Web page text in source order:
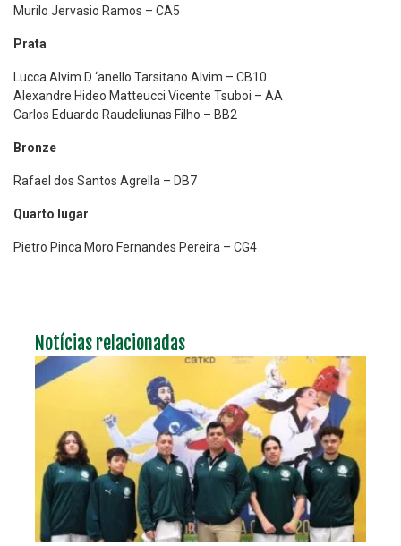
Murilo Jervasio Ramos – CA5
Prata
Lucca Alvim D ‘anello Tarsitano Alvim – CB10
Alexandre Hideo Matteucci Vicente Tsuboi – AA
Carlos Eduardo Raudeliunas Filho – BB2
Bronze
Rafael dos Santos Agrella – DB7
Quarto lugar
Pietro Pinca Moro Fernandes Pereira – CG4
Notícias relacionadas